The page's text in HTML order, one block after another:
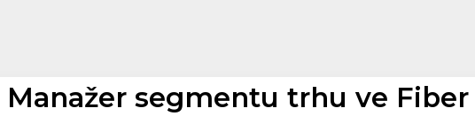
Manažer segmentu trhu ve